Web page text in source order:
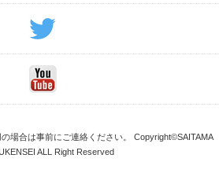
場合は事前にご連絡ください。 Copyright©SAITAMA
ALL Right Reserved